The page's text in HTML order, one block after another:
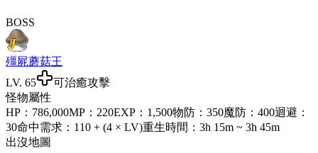
BOSS
殭屍蘑菇王
LV. 65
可治癒攻擊
怪物屬性
HP ： 786,000MP ： 220EXP ： 1,500物防 ： 350魔防 ： 400迴避 ：
30命中需求 ： 110 + (4 × LV)重生時間 ： 3h 15m ~ 3h 45m
出沒地圖